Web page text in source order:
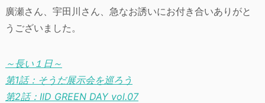
廣瀬さん、宇田川さん、急なお誘いにお付き合いありがと
うございました。
～長い１日～
第1話：そうだ展示会を巡ろう
第2話：IID GREEN DAY vol.07